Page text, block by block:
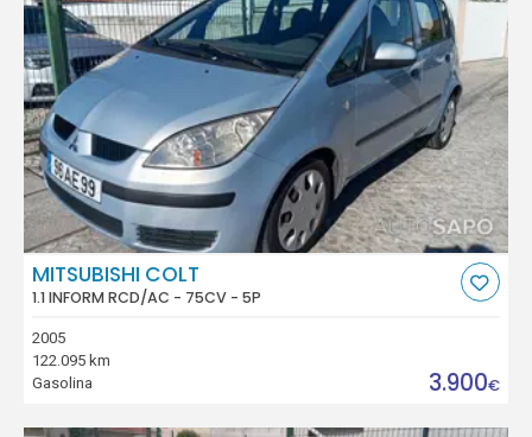
MITSUBISHI COLT
1.1 INFORM RCD/AC - 75CV - 5P
2005
122.095 km
Gasolina
3.900€